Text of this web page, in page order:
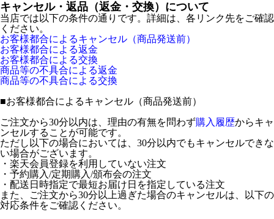
キャンセル・返品（返金・交換）について
当店では以下の条件の通りです。詳細は、各リンク先をご確認
ください。
お客様都合によるキャンセル（商品発送前）
お客様都合による返金
お客様都合による交換
商品等の不具合による返金
商品等の不具合による交換
■お客様都合によるキャンセル（商品発送前）
ご注文から30分以内は、理由の有無を問わず購入履歴からキャ
ンセルすることが可能です。
ただし以下の場合においては、30分以内でもキャンセルできな
い場合がございます。
・楽天会員登録を利用していない注文
・予約購入/定期購入/頒布会の注文
・配送日時指定で最短お届け日を指定している注文
また、ご注文から30分以上過ぎた場合のキャンセルは、以下の
対応条件をご確認ください。